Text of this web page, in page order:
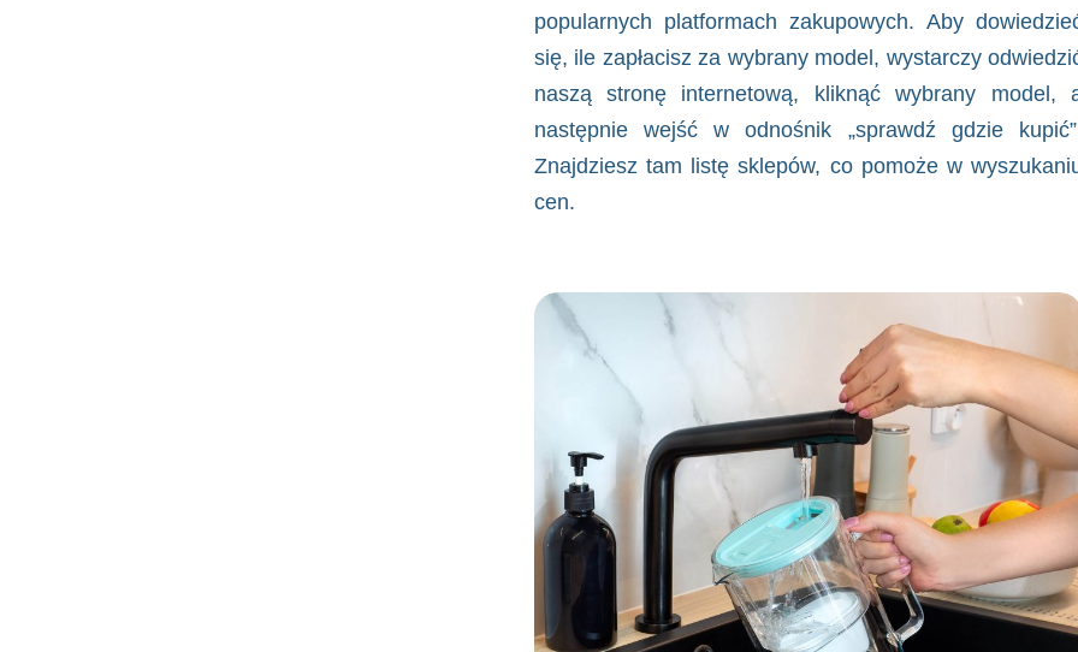
popularnych platformach zakupowych. Aby
się, ile zapłacisz za wybrany model, wystarczy
naszą stronę internetową, kliknąć wybrany model,
następnie wejść w odnośnik „sprawdźgdzie
Znajdziesz tam listę sklepów, co pomoże w
cen.